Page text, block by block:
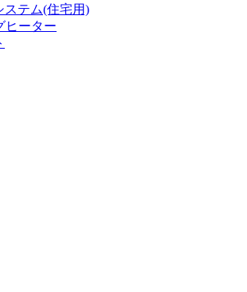
ステム(住宅用)
ヒーター